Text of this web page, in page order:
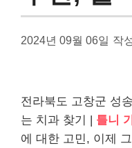
2024년 09월 06일 작
전라북도 고창군 성
는 치과 찾기 | 틀니
에 대한 고민, 이제